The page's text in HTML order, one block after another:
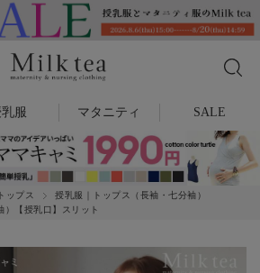
服 マタニティ SALE
ップス
授乳服｜トップス（長袖・七分袖）
）【授乳口】スリット